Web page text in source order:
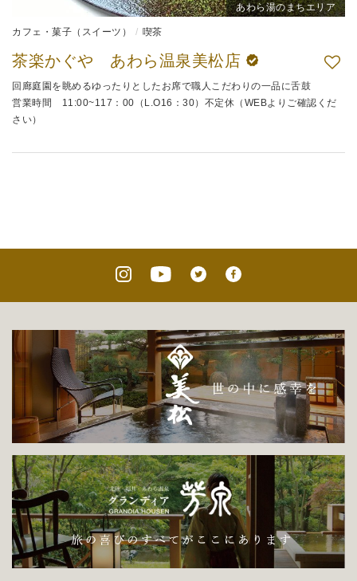
あわら湯のまちエリア
カフェ・菓子（スイーツ） 喫茶
茶楽かぐや あわら温泉美松店
回廊庭園を眺めるゆったりとしたお席で職人こだわりの一品に舌鼓
営業時間 11:00~117：00（L.O16：30）不定休（WEBよりご確認くだ
さい）